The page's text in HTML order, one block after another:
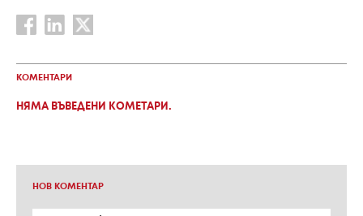
КОМЕНТАРИ
НЯМА ВЪВЕДЕНИ КОМЕТАРИ.
НОВ КОМЕНТАР